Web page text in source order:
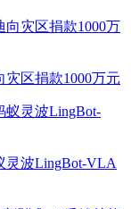
区捐款1000万元
灵波LingBot-VLA